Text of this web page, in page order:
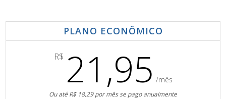
PLANO ECONÔMICO
R$ 21,95 /mês
Ou até R$ 18,29 por mês se pago anualmente